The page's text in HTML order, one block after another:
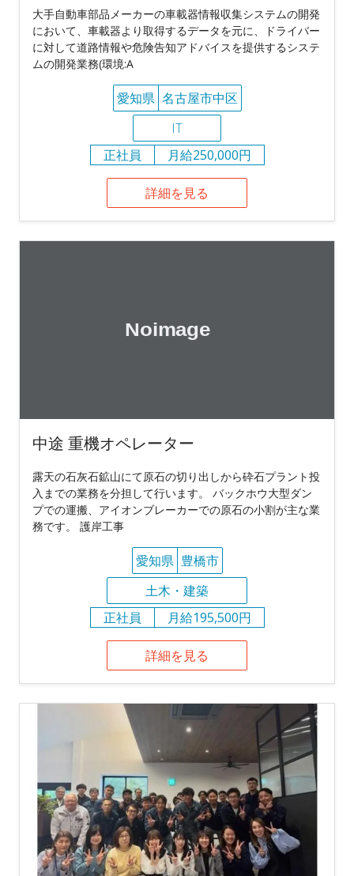
大手自動車部品メーカーの車載器情報収集システムの開発
において、車載器より取得するデータを元に、ドライバー
に対して道路情報や危険告知アドバイスを提供するシステ
ムの開発業務(環境:A
愛知県 名古屋市中区
IT
正社員
月給250,000円
詳細を見る
中途 重機オペレーター
露天の石灰石鉱山にて原石の切り出しから砕石プラント投
入までの業務を分担して行います。 バックホウ大型ダン
プでの運搬、アイオンブレーカーでの原石の小割が主な業
務です。 護岸工事
愛知県 豊橋市
土木・建築
正社員
月給195,500円
詳細を見る